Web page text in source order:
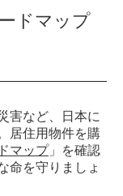
ドマップ
害など、日本に
居住用物件を購
マップ」を確認
命を守りましょ